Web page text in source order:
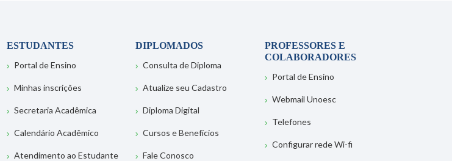
ESTUDANTES
Portal de Ensino
Minhas inscrições
Secretaria Acadêmica
Calendário Acadêmico
Atendimento ao Estudante
DIPLOMADOS
Consulta de Diploma
Atualize seu Cadastro
Diploma Digital
Cursos e Benefícios
Fale Conosco
PROFESSORES E
COLABORADORES
Portal de Ensino
Webmail Unoesc
Telefones
Configurar rede Wi-fi